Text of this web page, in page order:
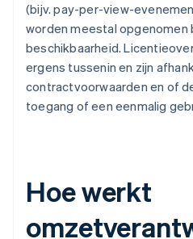
(bijv. pay-per-view-
worden meestal opgenomen
beschikbaarheid.
ergens tussenin en zijn
contractvoorwaarden en of
toegang of een eenmalig
Hoe werkt